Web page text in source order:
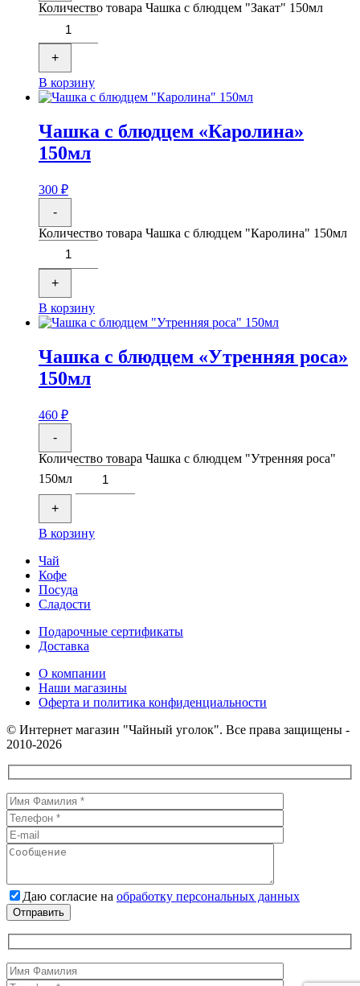
Количество товара Чашка с блюдцем "Закат" 150мл
+
В корзину
Чашка с блюдцем «Каролина»
150мл
300 ₽
-
Количество товара Чашка с блюдцем "Каролина" 150мл
+
В корзину
Чашка с блюдцем «Утренняя роса»
150мл
460 ₽
-
Количество товара Чашка с блюдцем "Утренняя роса"
150мл
+
В корзину
Чай
Кофе
Посуда
Сладости
Подарочные сертификаты
Доставка
О компании
Наши магазины
Оферта и политика конфиденциальности
© Интернет магазин "Чайный уголок". Все права защищены -
2010-2026
Даю согласие на обработку персональных данных